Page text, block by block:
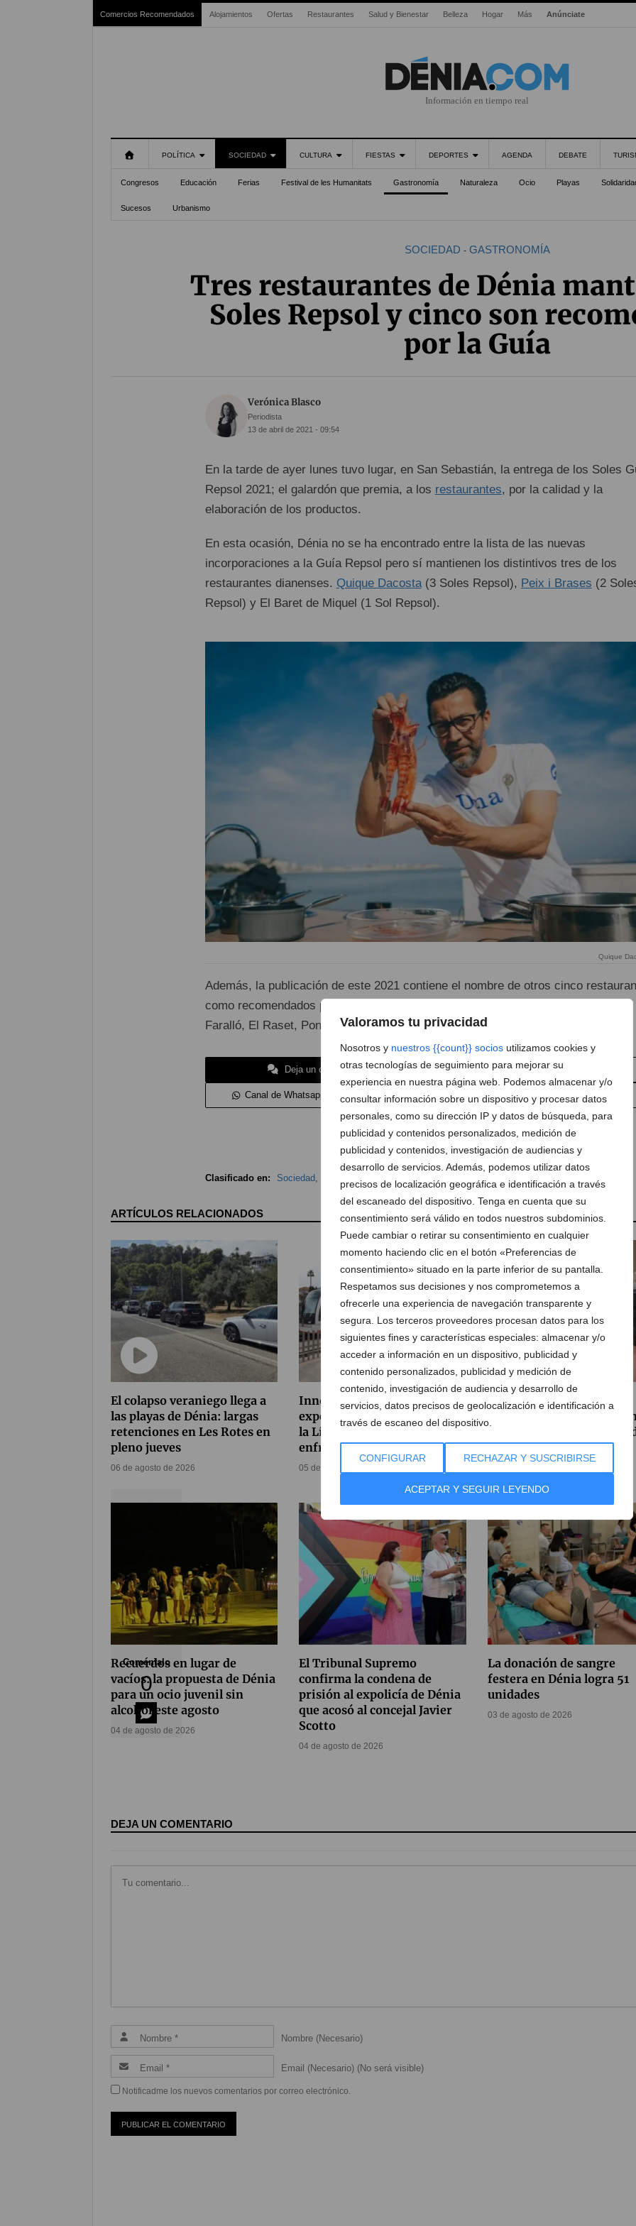
Valoramos tu privacidad
Nosotros y nuestros {{count}} socios utilizamos cookies y
otras tecnologías de seguimiento para mejorar su
experiencia en nuestra página web. Podemos almacenar y/o
consultar información sobre un dispositivo y procesar datos
personales, como su dirección IP y datos de búsqueda, para
publicidad y contenidos personalizados, medición de
publicidad y contenidos, investigación de audiencias y
desarrollo de servicios. Además, podemos utilizar datos
precisos de localización geográfica e identificación a través
del escaneado del dispositivo. Tenga en cuenta que su
consentimiento será válido en todos nuestros subdominios.
Puede cambiar o retirar su consentimiento en cualquier
momento haciendo clic en el botón «Preferencias de
consentimiento» situado en la parte inferior de su pantalla.
Respetamos sus decisiones y nos comprometemos a
ofrecerle una experiencia de navegación transparente y
segura. Los terceros proveedores procesan datos para los
siguientes fines y características especiales: almacenar y/o
acceder a información en un dispositivo, publicidad y
contenido personalizados, publicidad y medición de
contenido, investigación de audiencia y desarrollo de
servicios, datos precisos de geolocalización e identificación a
través de escaneo del dispositivo.
CONFIGURAR RECHAZAR Y SUSCRIBIRSE
ACEPTAR Y SEGUIR LEYENDO
Comercios Recomendados Alojamientos Ofertas Restaurantes Salud y Bienestar Belleza Hogar Más Anúnciate
Información en tiempo real
POLÍTICA SOCIEDAD CULTURA FIESTAS DEPORTES AGENDA DEBATE
Congresos Educación Ferias Festival de les Humanitats Gastronomía Naturaleza Ocio Playas
Sucesos Urbanismo
SOCIEDAD - GASTRONOMÍA
Tres restaurantes de Dénia
Soles Repsol y cinco son
por la Guía
Coméntalo
0
Verónica Blasco
Periodista
13 de abril de 2021 - 09:54
En la tarde de ayer lunes tuvo lugar, en San Sebastián, la entrega de los Soles
Repsol 2021; el galardón que premia, a los restaurantes, por la calidad y la
elaboración de los productos.
En esta ocasión, Dénia no se ha encontrado entre la lista de las nuevas
incorporaciones a la Guía Repsol pero sí mantienen los distintivos tres de los
restaurantes dianenses. Quique Dacosta(3 Soles Repsol), Peix i Brases (2
Repsol) y El Baret de Miquel (1 Sol Repsol).
Quique
Además, la publicación de este 2021 contiene el nombre de otros cinco
como recomendados para disfrutar de su cocina como son: Casa Federico, El
Faralló, El Raset, Pont Sec y Sendra.
Deja un comentario Suscríbete a la newsletter
Canal de Whatsapp Anúnciate en Dénia.com Envía tu noticia
Clasificado en: Sociedad, Gastronomía Guía Repsol , soles Repsol
ARTÍCULOS RELACIONADOS
El colapso veraniego llega a
las playas de Dénia: largas
retenciones en Les Rotes en
pleno jueves
06 de agosto de 2026
Innovación contra el calor:
experimentos con pintura en
la Línea 9 del TRAM para
enfriar los raíles
05 de agosto de 2026
Dénia renueva su
compromiso solidario
una jornada de donación
sangre
Recuerdos en lugar de
vacíos: la propuesta de Dénia
para un ocio juvenil sin
alcohol este agosto
04 de agosto de 2026
El Tribunal Supremo
confirma la condena de
prisión al expolicía de Dénia
que acosó al concejal Javier
Scotto
04 de agosto de 2026
La donación de sangre
festera en Dénia logra 51
unidades
03 de agosto de 2026
DEJA UN COMENTARIO
Nombre (Necesario)
Email (Necesario) (No será visible)
Notificadme los nuevos comentarios por correo electrónico.